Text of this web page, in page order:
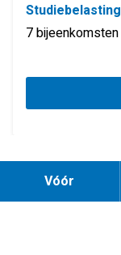
Studiebelasting
7 bijeenkomsten
Vóór